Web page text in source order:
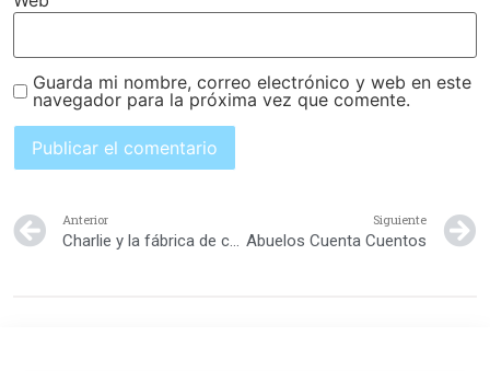
Guarda mi nombre, correo electrónico y web en este
navegador para la próxima vez que comente.
Anterior
Charlie y la fábrica de chocolate
Siguiente
Abuelos Cuenta Cuentos